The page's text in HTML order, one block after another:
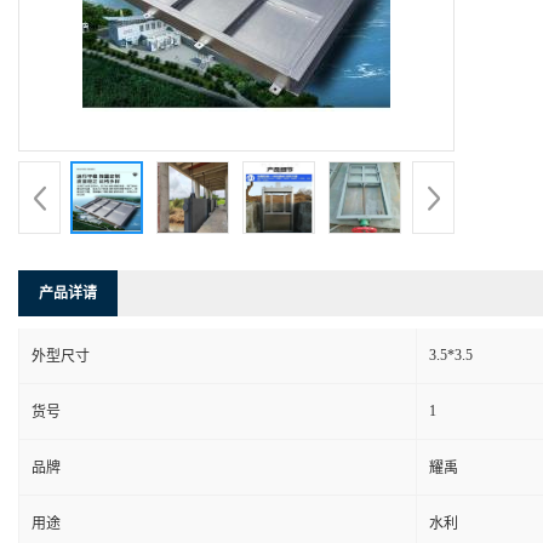
产品详请
外型尺寸 3.5*3.5
货号 1
品牌 耀禹
用途 水利